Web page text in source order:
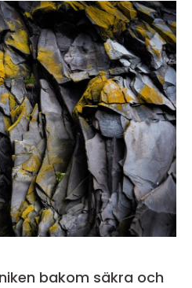
bakom säkra och